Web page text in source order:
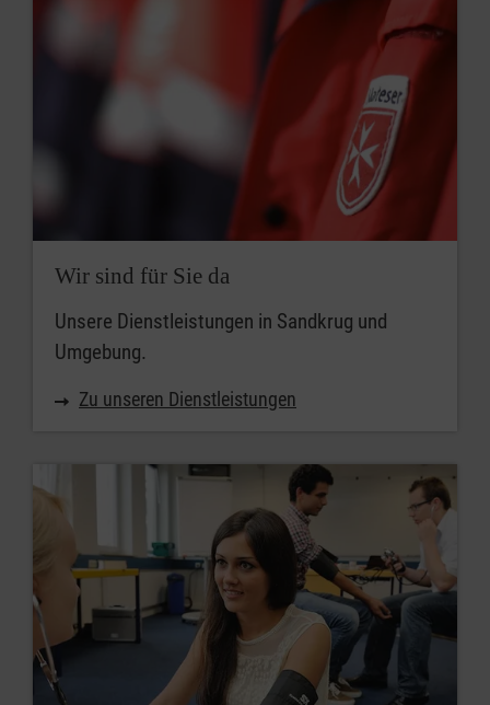
Wir sind für Sie da
Unsere Dienstleistungen in Sandkrug und
Umgebung.
Zu unseren Dienstleistungen